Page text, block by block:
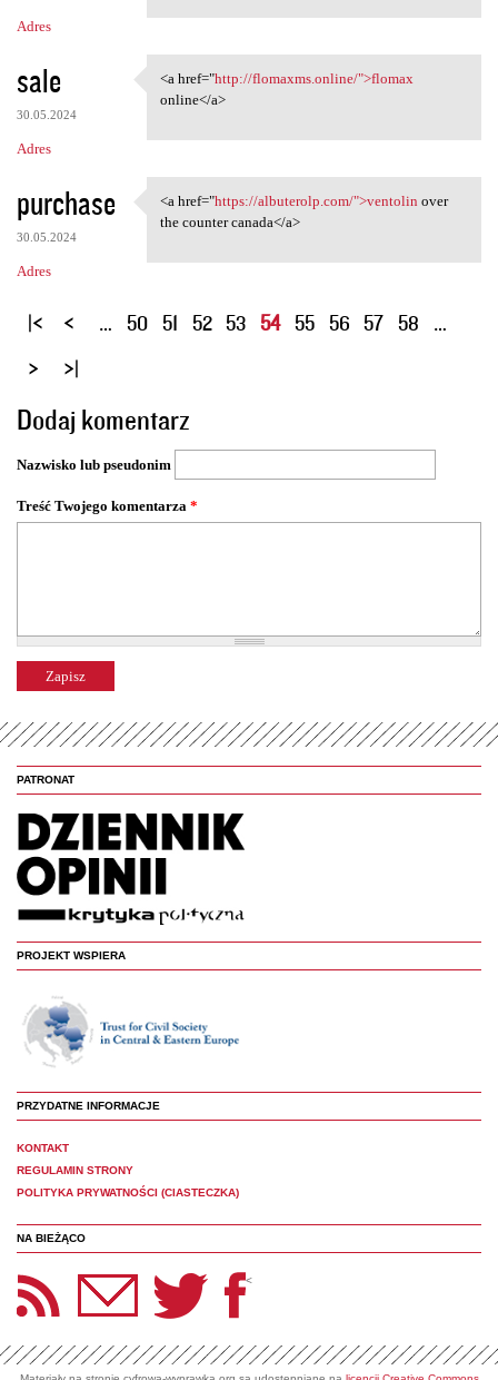
Adres
sale
30.05.2024
Adres
<a href="http://flomaxms
<a href="http://flomaxms.online/">flomax
online</a>
purchase
30.05.2024
Adres
<a href="https://albuterolp
<a href="https://albuterolp.com/">ventolin over
the counter canada</a>
S
o
n
y
… 50 51 52 53 54 55 56 57 58 …
Dodaj komentarz
Nazwisko lub pseudonim
Treść Twojego komentarza *
PATRONAT
PROJEKT WSPIERA
PRZYDATNE INFORMACJE
KONTAKT
REGULAMIN STRONY
POLITYKA PRYWATNOŚCI (CIASTECZKA)
NA BIEŻĄCO
Panoptyka Facebook <